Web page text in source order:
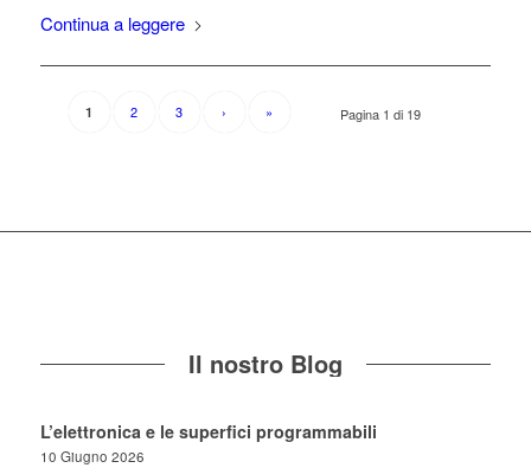
Continua a leggere
Pagina 1 di 19
1 2 3 › »
Il nostro Blog
L’elettronica e le superfici programmabili
10 Giugno 2026